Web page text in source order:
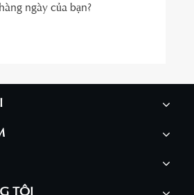
ngày của bạn?
TÔI